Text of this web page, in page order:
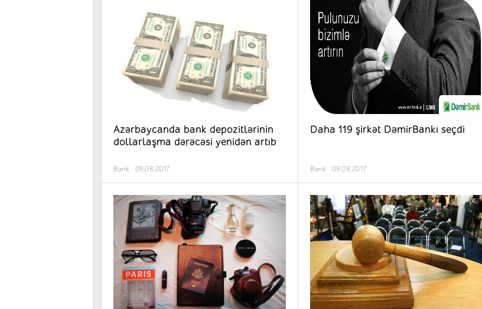
Azərbaycanda bank depozitlərinin
dollarlaşma dərəcəsi yenidən artıb
Bank 09.08.2017
Daha 119 şirkət DəmirBankı seçdi
Bank 09.08.2017